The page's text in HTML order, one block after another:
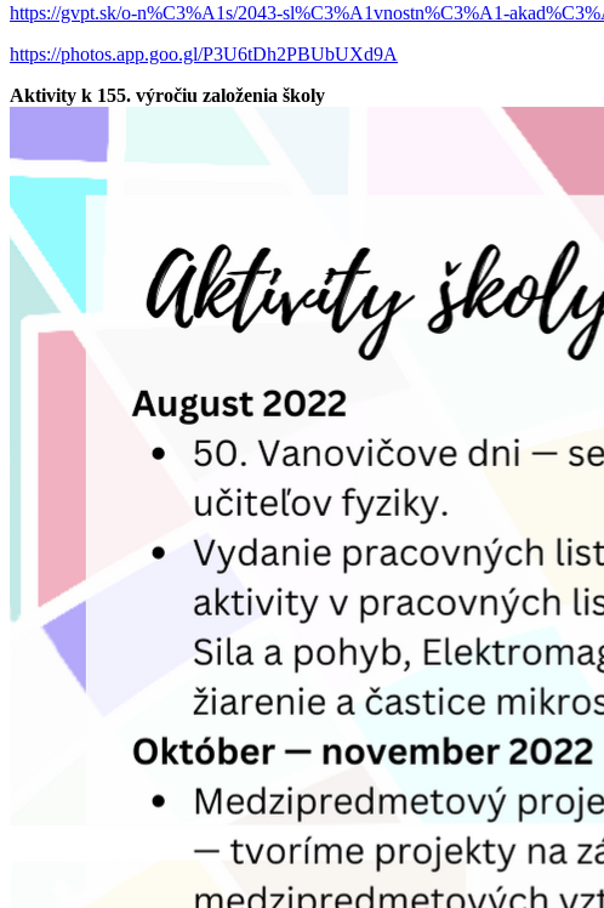
https://gvpt.sk/o-n%C3%A1s/2043-sl%C3%A1vnostn%C3%A1-
https://photos.app.goo.gl/P3U6tDh2PBUbUXd9A
Aktivity k 155. výročiu založenia školy